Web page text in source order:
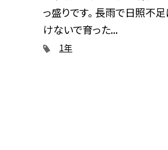
っ盛りです。 長雨で日照不
けないで育った...
1年